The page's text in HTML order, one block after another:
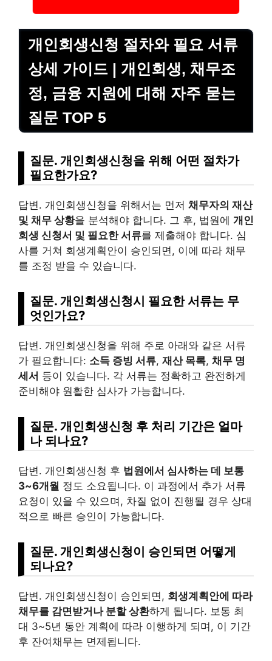
개인회생신청 절차와 필요 서류
상세 가이드 | 개인회생, 채무조
정, 금융 지원에 대해 자주 묻는
질문 TOP 5
질문. 개인회생신청을 위해 어떤 절차가
필요한가요?
답변. 개인회생신청을 위해서는 먼저 채무자의 재산
및 채무 상황을 분석해야 합니다. 그 후, 법원에 개인
회생 신청서 및 필요한 서류를 제출해야 합니다. 심
사를 거쳐 회생계획안이 승인되면, 이에 따라 채무
를 조정 받을 수 있습니다.
질문. 개인회생신청시 필요한 서류는 무
엇인가요?
답변. 개인회생신청을 위해 주로 아래와 같은 서류
가 필요합니다: 소득 증빙 서류, 재산 목록, 채무 명
세서 등이 있습니다. 각 서류는 정확하고 완전하게
준비해야 원활한 심사가 가능합니다.
질문. 개인회생신청 후 처리 기간은 얼마
나 되나요?
답변. 개인회생신청 후 법원에서 심사하는 데 보통
3~6개월 정도 소요됩니다. 이 과정에서 추가 서류
요청이 있을 수 있으며, 차질 없이 진행될 경우 상대
적으로 빠른 승인이 가능합니다.
질문. 개인회생신청이 승인되면 어떻게
되나요?
답변. 개인회생신청이 승인되면, 회생계획안에 따라
채무를 감면받거나 분할 상환하게 됩니다. 보통 최
대 3~5년 동안 계획에 따라 이행하게 되며, 이 기간
후 잔여채무는 면제됩니다.